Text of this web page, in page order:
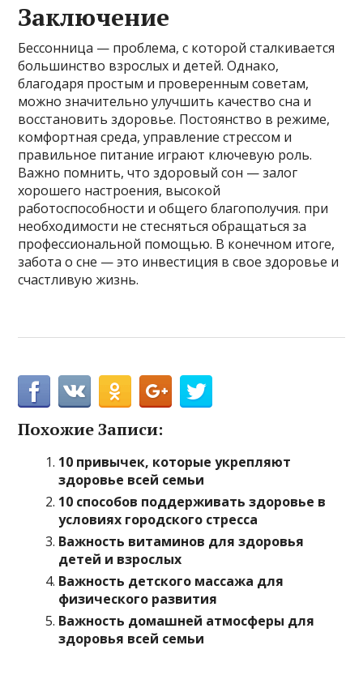
Заключение
Бессонница — проблема, с которой сталкивается
большинство взрослых и детей. Однако,
благодаря простым и проверенным советам,
можно значительно улучшить качество сна и
восстановить здоровье. Постоянство в режиме,
комфортная среда, управление стрессом и
правильное питание играют ключевую роль.
Важно помнить, что здоровый сон — залог
хорошего настроения, высокой
работоспособности и общего благополучия. при
необходимости не стесняться обращаться за
профессиональной помощью. В конечном итоге,
забота о сне — это инвестиция в свое здоровье и
счастливую жизнь.
Похожие Записи:
10 привычек, которые укрепляют
здоровье всей семьи
10 способов поддерживать здоровье в
условиях городского стресса
Важность витаминов для здоровья
детей и взрослых
Важность детского массажа для
физического развития
Важность домашней атмосферы для
здоровья всей семьи